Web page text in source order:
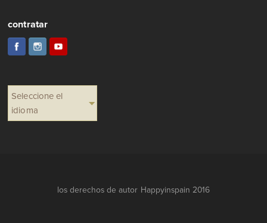
contratar
Seleccione el
idioma
los derechos de autor Happyinspain 2016